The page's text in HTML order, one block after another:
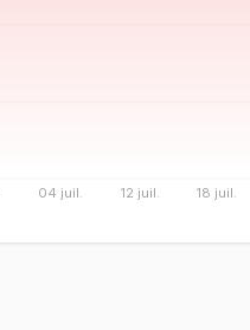
04 juil. 12 juil. 18 juil.